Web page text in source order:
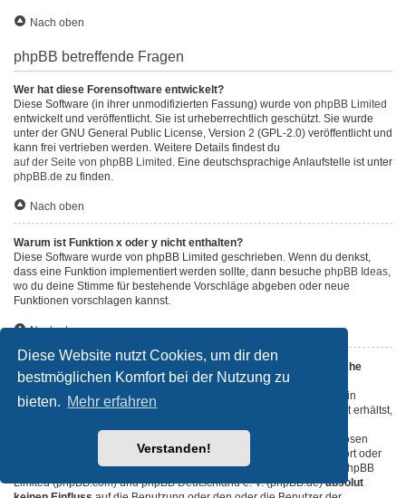
Diese Website nutzt Cookies, um dir den
bestmöglichen Komfort bei der Nutzung zu
bieten. Mehr erfahren
Verstanden!
Nach oben
phpBB betreffende Fragen
Wer hat diese Forensoftware entwickelt?
Diese Software (in ihrer unmodifizierten Fassung) wurde von phpBB Limited
entwickelt und veröffentlicht. Sie ist urheberrechtlich geschützt. Sie wurde
unter der GNU General Public License, Version 2 (GPL-2.0) veröffentlicht und
kann frei vertrieben werden. Weitere Details findest du
auf der Seite von phpBB Limited . Eine deutschsprachige Anlaufstelle ist unter
phpBB.de zu finden.
Nach oben
Warum ist Funktion x oder y nicht enthalten?
Diese Software wurde von phpBB Limited geschrieben. Wenn du denkst,
dass eine Funktion implementiert werden sollte, dann besuche phpBB Ideas,
wo du deine Stimme für bestehende Vorschläge abgeben oder neue
Funktionen vorschlagen kannst.
Nach oben
An wen soll ich mich wenden, falls es Beschwerden oder juristische
Anfragen zu diesem Forum gibt?
Jeder Administrator, der auf der „Das Team“-Seite aufgeführt ist, ist ein
geeigneter Kontakt für deine Beschwerde. Wenn du so keine Antwort erhältst,
durch) oder — falls diese Seite bei einem kostenlosen
Webhoster wie z. B. Yahoo!, free.fr, funpic.de usw. liegt — den Support oder
den Abuse-Kontakt des betreffenden Dienstes. Bitte beachte, dass phpBB
Limited (phpBB.com) und phpBB Deutschland e. V. (phpBB.de)absolut